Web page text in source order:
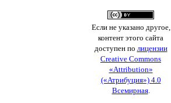
Если не указано другое,
контент этого сайта
доступен по лицензии
Creative Commons
«Attribution»
(«Атрибуция») 4.0
Всемирная.